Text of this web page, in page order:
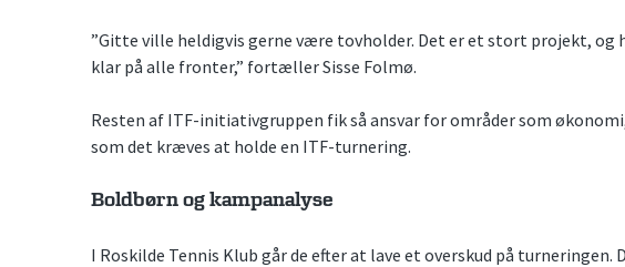
”Gitte ville heldigvis gerne være tovholder. Det er et stort projekt, og
klar på alle fronter,” fortæller Sisse Folmø.
Resten af ITF-initiativgruppen fik så ansvar for områder som
som det kræves at holde en ITF-turnering.
Boldbørn og kampanalyse
I Roskilde Tennis Klub går de efter at lave et overskud på